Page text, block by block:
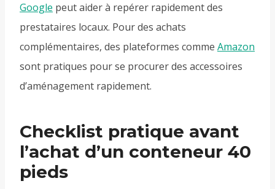
Google peut aider à repérer rapidement des
prestataires locaux. Pour des achats
complémentaires, des plateformes comme Amazon
sont pratiques pour se procurer des accessoires
d’aménagement rapidement.
Checklist pratique avant
l’achat d’un conteneur 40
pieds